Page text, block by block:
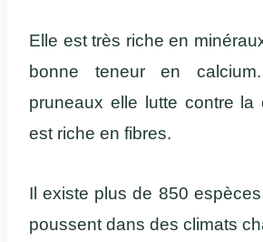
Elle est très riche en
bonne teneur en
pruneaux elle lutte contre la
est riche en fibres.
Il existe plus de 850
poussent dans des climats